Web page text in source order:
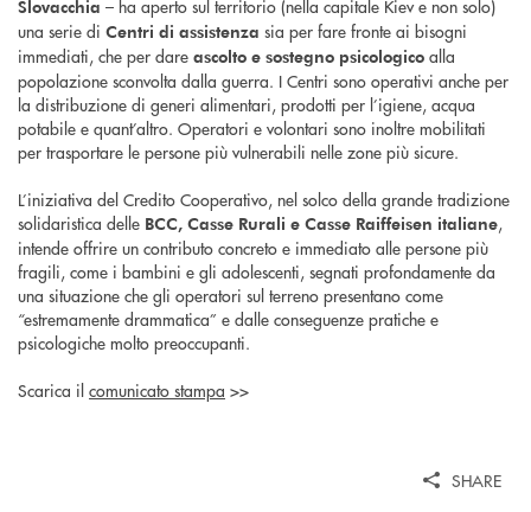
Slovacchia – ha aperto sul territorio (nella capitale Kiev e non solo)
una serie di Centri di assistenza sia per fare fronte ai bisogni
immediati, che per dare ascolto e sostegno psicologico alla
popolazione sconvolta dalla guerra. I Centri sono operativi anche per
la distribuzione di generi alimentari, prodotti per l’igiene, acqua
potabile e quant’altro. Operatori e volontari sono inoltre mobilitati
per trasportare le persone più vulnerabili nelle zone più sicure.
L’iniziativa del Credito Cooperativo, nel solco della grande tradizione
solidaristica delle BCC, Casse Rurali e Casse Raiffeisen italiane,
intende offrire un contributo concreto e immediato alle persone più
fragili, come i bambini e gli adolescenti, segnati profondamente da
una situazione che gli operatori sul terreno presentano come
“estremamente drammatica” e dalle conseguenze pratiche e
psicologiche molto preoccupanti.
Scarica il comunicato stampa >>
SHARE